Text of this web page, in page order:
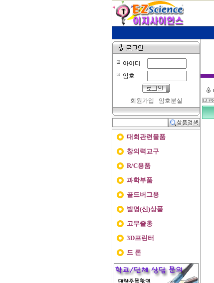
아이디
암호
회원가입 암호분실
대회관련물품
창의력교구
R/C용품
과학부품
골드버그용
발명(신)상품
고무줄총
3D프린터
드 론